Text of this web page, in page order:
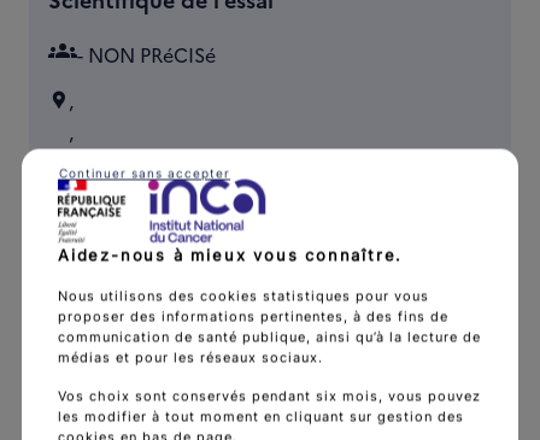
groups- NON PRéCISé
,
,
link
Contact public de l'essai
groups- NON PRéCISé
Aidez-nous à mieux vous connaître.
Nous utilisons des cookies statistiques pour vous
proposer des informations pertinentes, à des fins de
communication de santé publique, ainsi qu’à la lecture de
médias et pour les réseaux sociaux.
Vos choix sont conservés pendant six mois, vous pouvez
les modifier à tout moment en cliquant sur gestion des
Continuer sans accepter